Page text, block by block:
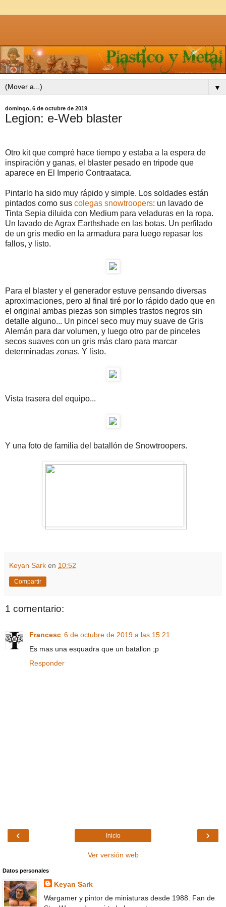
▼
domingo, 6 de octubre de 2019
Legion: e-Web blaster
Otro kit que compré hace tiempo y estaba a la espera de
inspiración y ganas, el blaster pesado en tripode que
aparece en El Imperio Contraataca.
Pintarlo ha sido muy rápido y simple. Los soldades están
pintados como sus colegas snowtroopers: un lavado de
Tinta Sepia diluida con Medium para veladuras en la ropa.
Un lavado de Agrax Earthshade en las botas. Un perfilado
de un gris medio en la armadura para luego repasar los
fallos, y listo.
Para el blaster y el generador estuve pensando diversas
aproximaciones, pero al final tiré por lo rápido dado que en
el original ambas piezas son simples trastos negros sin
detalle alguno... Un pincel seco muy muy suave de Gris
Alemán para dar volumen, y luego otro par de pinceles
secos suaves con un gris más claro para marcar
determinadas zonas. Y listo.
Vista trasera del equipo...
Y una foto de familia del batallón de Snowtroopers.
Keyan Sark en 10:52
Compartir
1 comentario:
Francesc 6 de octubre de 2019 a las 15:21
Es mas una esquadra que un batallon ;p
Responder
‹ ›
Inicio
Ver versión web
Datos personales
Keyan Sark
Wargamer y pintor de miniaturas desde 1988. Fan de